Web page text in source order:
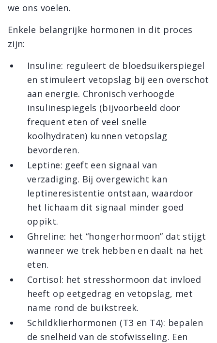
we ons voelen.
Enkele belangrijke hormonen in dit proces
zijn:
Insuline: reguleert de bloedsuikerspiegel
en stimuleert vetopslag bij een overschot
aan energie. Chronisch verhoogde
insulinespiegels (bijvoorbeeld door
frequent eten of veel snelle
koolhydraten) kunnen vetopslag
bevorderen.
Leptine: geeft een signaal van
verzadiging. Bij overgewicht kan
leptineresistentie ontstaan, waardoor
het lichaam dit signaal minder goed
oppikt.
Ghreline: het “hongerhormoon” dat stijgt
wanneer we trek hebben en daalt na het
eten.
Cortisol: het stresshormoon dat invloed
heeft op eetgedrag en vetopslag, met
name rond de buikstreek.
Schildklierhormonen (T3 en T4): bepalen
de snelheid van de stofwisseling. Een